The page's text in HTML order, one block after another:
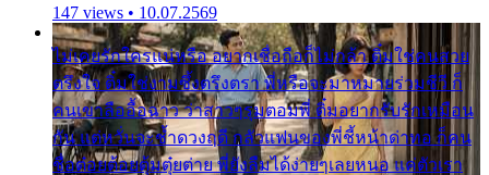
147 views • 10.07.2569
ไม่เคยรักใครแน่หรือ อยากเชื่อถือก็ไม่กล้า ติ๋มใช่คนสวย
ตรึงใจ ติ๋มใช่งามซึ้งตรึงตรา พี่หรือจะมาหมายร่วมชีวี ก็
คนเขาลืออื้อฉาว ว่าสาวๆรุมตอมพี่ ติ๋มอยากรับรักเหมือน
กัน แต่หวั่นจะช้ำดวงฤดี กลัวแฟนของพี่ชี้หน้าด่าทอ ก็คน
ชื่อต๋อยต้อยตุ้มตุ๋ยต่าย พี่ยังลืมได้ง่ายๆเลยหนอ แค่ตัวเรา